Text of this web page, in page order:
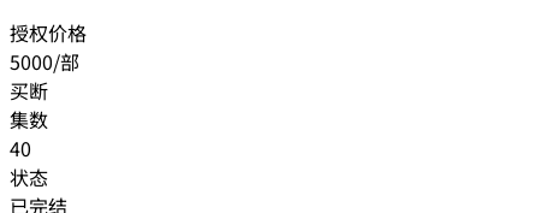
授权价格
5000/部
买断
集数
40
状态
已完结